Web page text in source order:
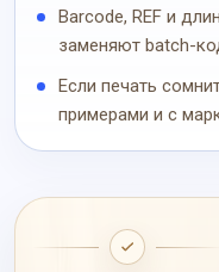
Barcode, REF и
заменяют batch-
Если печать
примерами и с